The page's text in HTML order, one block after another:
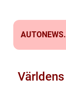
AUTONEWS.